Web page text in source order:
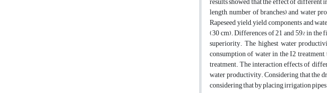
length, number of branches) and water
Rapeseed yield, yield components and
(30 cm). Differences of 21 and 59% in
superiority. The highest water
consumption of water in the I2
treatment. The interaction effects of
water productivity. Considering that the
considering that by placing irrigation